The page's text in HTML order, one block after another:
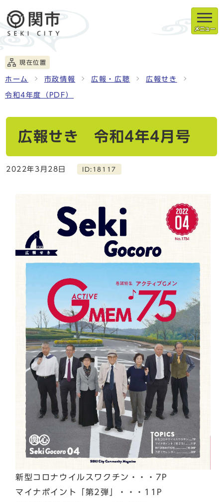
メニュー
現在位置
ホーム 市政情報 広報・広聴 広報せき
令和4年度（PDF）
広報せき 令和4年4月号
2022年3月28日 ID:18117
新型コロナウイルスワクチン・・・7P
マイナポイント「第2弾」・・・11P